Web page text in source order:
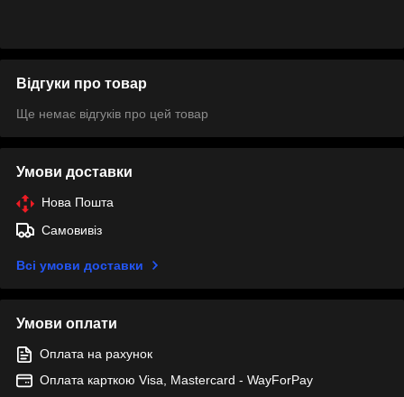
Відгуки про товар
Ще немає відгуків про цей товар
Умови доставки
Нова Пошта
Самовивіз
Всі умови доставки
Умови оплати
Оплата на рахунок
Оплата карткою Visa, Mastercard - WayForPay